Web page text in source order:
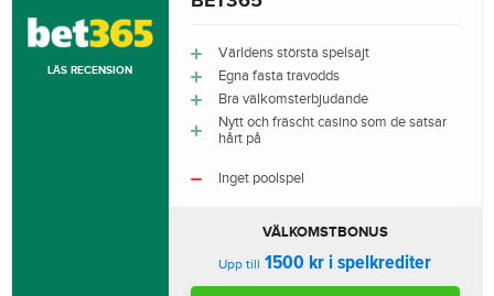
LÄS RECENSION
Världens största spelsajt
Egna fasta travodds
Bra välkomsterbjudande
Nytt och fräscht casino som de satsar
hårt på
Inget poolspel
VÄLKOMSTBONUS
Upp till 1500 kr i spelkrediter